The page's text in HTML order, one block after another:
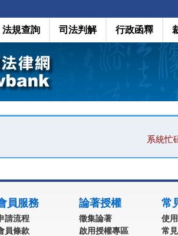
法規查詢 司法判解 行政函釋
系統忙
員服務
請流程
員條款
論著授權
徵集論著
啟用授權專區
常
使
常